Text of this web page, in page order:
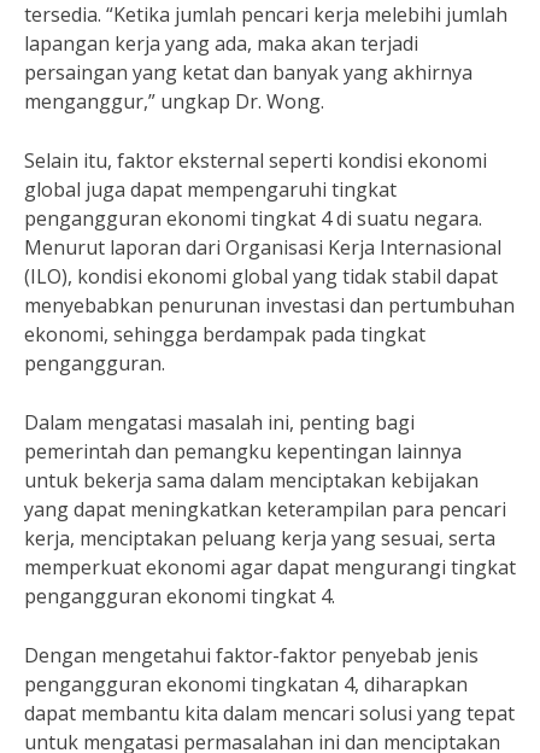
tersedia. “Ketika jumlah pencari kerja melebihi jumlah
lapangan kerja yang ada, maka akan terjadi
persaingan yang ketat dan banyak yang akhirnya
menganggur,” ungkap Dr. Wong.
Selain itu, faktor eksternal seperti kondisi ekonomi
global juga dapat mempengaruhi tingkat
pengangguran ekonomi tingkat 4 di suatu negara.
Menurut laporan dari Organisasi Kerja Internasional
(ILO), kondisi ekonomi global yang tidak stabil dapat
menyebabkan penurunan investasi dan pertumbuhan
ekonomi, sehingga berdampak pada tingkat
pengangguran.
Dalam mengatasi masalah ini, penting bagi
pemerintah dan pemangku kepentingan lainnya
untuk bekerja sama dalam menciptakan kebijakan
yang dapat meningkatkan keterampilan para pencari
kerja, menciptakan peluang kerja yang sesuai, serta
memperkuat ekonomi agar dapat mengurangi tingkat
pengangguran ekonomi tingkat 4.
Dengan mengetahui faktor-faktor penyebab jenis
pengangguran ekonomi tingkatan 4, diharapkan
dapat membantu kita dalam mencari solusi yang tepat
untuk mengatasi permasalahan ini dan menciptakan